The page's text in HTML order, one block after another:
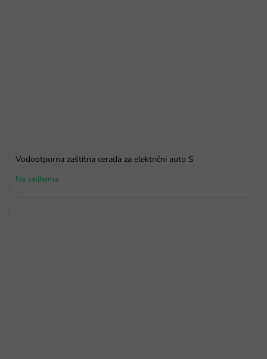
Vodootporna zaštitna cerada za električni auto S
Na zalihama